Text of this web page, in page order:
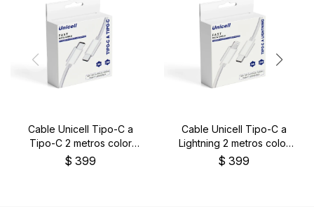
Cable Unicell Tipo-C a
Tipo-C 2 metros color
blanco
$ 399
Cable Unicell Tipo-C a
Lightning 2 metros color
blanco
$ 399